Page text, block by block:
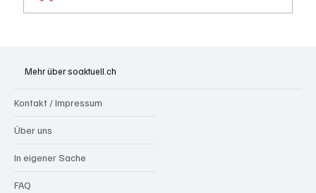
Mehr über soaktuell.ch
Kontakt / Impressum
Über uns
In eigener Sache
FAQ